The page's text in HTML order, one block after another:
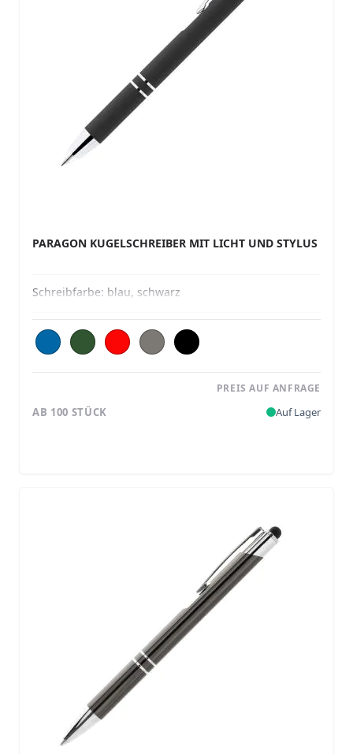
PARAGON KUGELSCHREIBER MIT LICHT UND STYLUS
Schreibfarbe: blau, schwarz
PREIS AUF ANFRAGE
AB 100 STÜCK Auf Lager